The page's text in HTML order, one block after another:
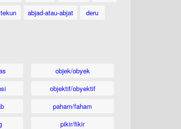
tekun abjad-atau-abjat
deru
objek/obyek
objektif/obyektif
paham/faham
pikir/fikir